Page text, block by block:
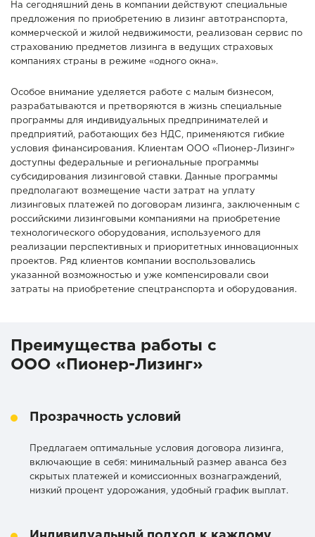
На сегодняшний день в компании действуют специальные
предложения по приобретению в лизинг автотранспорта,
коммерческой и жилой недвижимости, реализован сервис по
страхованию предметов лизинга в ведущих страховых
компаниях страны в режиме «одного окна».
Особое внимание уделяется работе с малым бизнесом,
разрабатываются и претворяются в жизнь специальные
программы для индивидуальных предпринимателей и
предприятий, работающих без НДС, применяются гибкие
условия финансирования. Клиентам ООО «Пионер-Лизинг»
доступны федеральные и региональные программы
субсидирования лизинговой ставки. Данные программы
предполагают возмещение части затрат на уплату
лизинговых платежей по договорам лизинга, заключенным с
российскими лизинговыми компаниями на приобретение
технологического оборудования, используемого для
реализации перспективных и приоритетных инновационных
проектов. Ряд клиентов компании воспользовались
указанной возможностью и уже компенсировали свои
затраты на приобретение спецтранспорта и оборудования.
Преимущества работы с
ООО «Пионер-Лизинг»
Прозрачность условий
Предлагаем оптимальные условия договора лизинга,
включающие в себя: минимальный размер аванса без
скрытых платежей и комиссионных вознаграждений,
низкий процент удорожания, удобный график выплат.